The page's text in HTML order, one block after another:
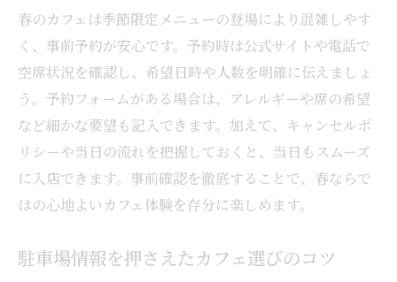
春のカフェは季節限定メニューの登場により混雑しやす
く、事前予約が安心です。予約時は公式サイトや電話で
空席状況を確認し、希望日時や人数を明確に伝えましょ
う。予約フォームがある場合は、アレルギーや席の希望
など細かな要望も記入できます。加えて、キャンセルポ
リシーや当日の流れを把握しておくと、当日もスムーズ
に入店できます。事前確認を徹底することで、春ならで
はの心地よいカフェ体験を存分に楽しめます。
駐車場情報を押さえたカフェ選びのコツ